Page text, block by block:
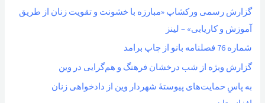
گزارش رسمی ورکشاپ «مبارزه با خشونت و تقویت زنان از طریق
آموزش و کاریابی» – لینز
شماره 76 فصلنامه بانو از چاپ برامد
گزارش ویژه از شب درخشان فرهنگ و هم‌گرایی در وین
به پاسِ حمایت‌های پیوستهٔ شهردار وین از دادخواهی زنان